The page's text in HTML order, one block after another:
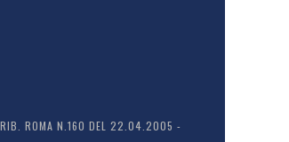
TRIB. ROMA N.160 DEL 22.04.2005 -